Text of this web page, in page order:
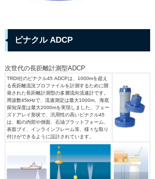
ピナクル ADCP
次世代の長距離計測型ADCP
TRDI社のピナクル45 ADCPは、1000mを超え
る長距離流況プロファイルを計測するために開
発された長距離計測型の多層流向流速計です。
周波数45kHzで、流速測定は最大1000m、海底
探知深度は最大2000mを実現しました。フェー
ズドアレイ形状で、汎用性の高いピナクル45
は、船の内部や側面、石油プラットフォーム、
表面ブイ、インラインフレーム等、様々な取り
付けができるように設計されています。